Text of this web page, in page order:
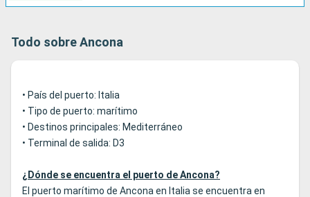
Todo sobre Ancona
• País del puerto: Italia
• Tipo de puerto: marítimo
• Destinos principales: Mediterráneo
• Terminal de salida: D3
¿Dónde se encuentra el puerto de Ancona?
El puerto marítimo de Ancona en Italia se encuentra en